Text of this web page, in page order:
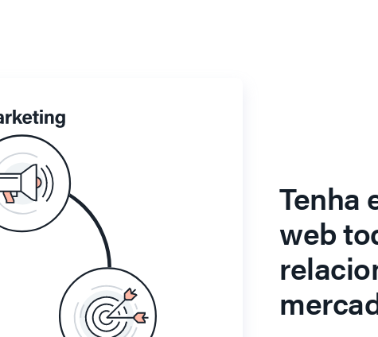
Tenha
web